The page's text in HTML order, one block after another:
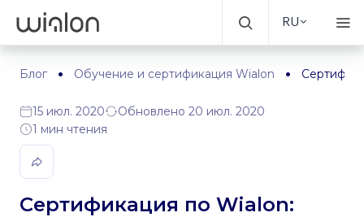
RU
Блог Обучение и сертификация Wialon
15 июл. 2020
Обновлено 20 июл. 2020
1 мин чтения
Сертификация по Wialon: